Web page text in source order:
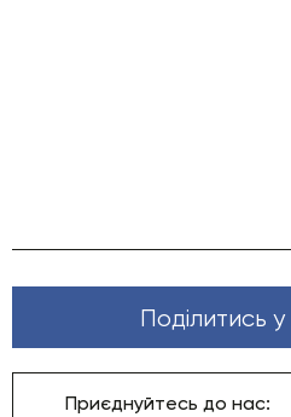
Поділитись у
Приєднуйтесь до нас: